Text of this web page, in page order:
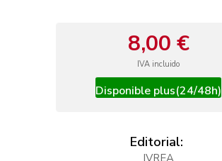
8,00 €
IVA incluido
Disponible plus(24/48h)
Editorial:
IVREA